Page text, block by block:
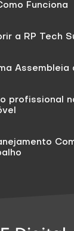
Funciona
a RP Tech
Assembleia
profissional